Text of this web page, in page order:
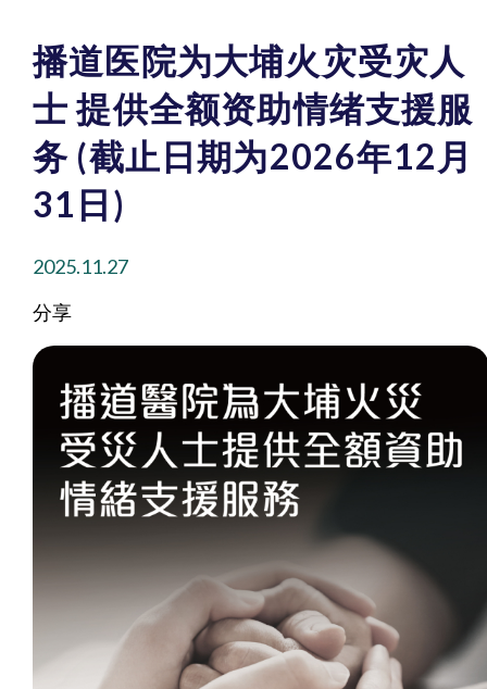
播道医院为大埔火灾受灾人
士 提供全额资助情绪支援服
务 (截止日期为2026年12月
31日)
2025.11.27
分享